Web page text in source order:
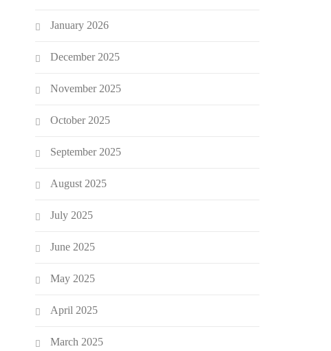
January 2026
December 2025
November 2025
October 2025
September 2025
August 2025
July 2025
June 2025
May 2025
April 2025
March 2025